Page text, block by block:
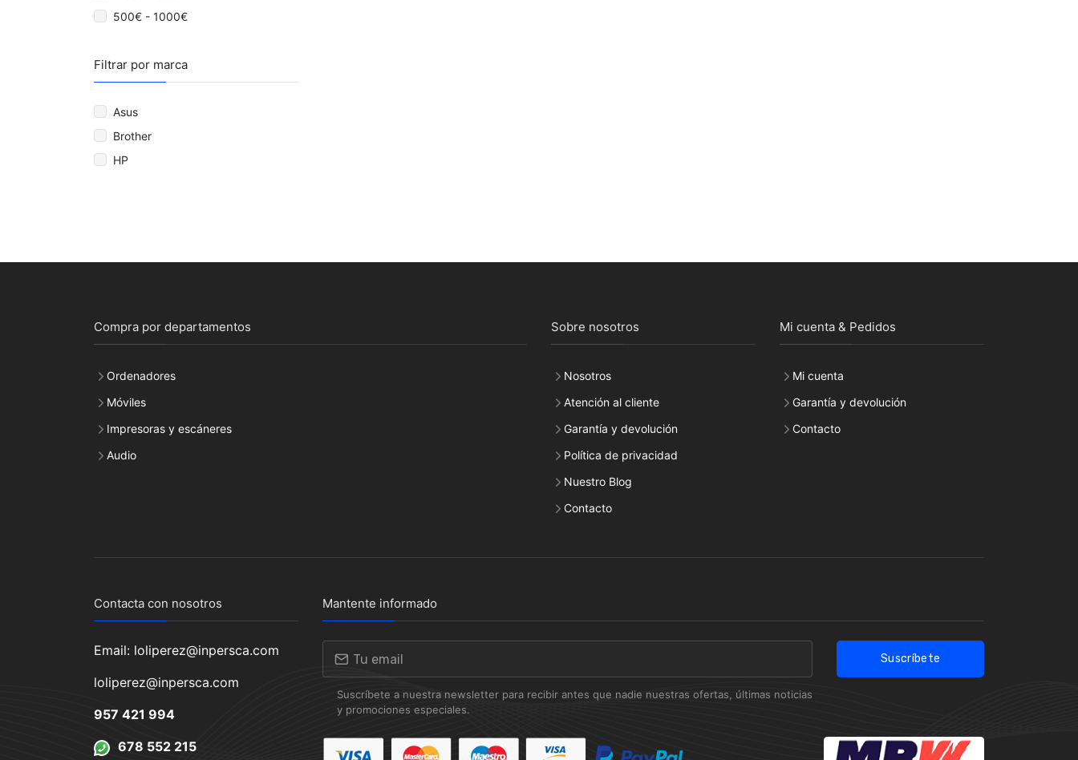
500€ - 1000€
Filtrar por marca
Asus
Brother
HP
Compra por departamentos
Ordenadores
Móviles
Impresoras y escáneres
Audio
Sobre nosotros
Nosotros
Atención al cliente
Garantía y devolución
Política de privacidad
Nuestro Blog
Contacto
Mi cuenta & Pedidos
Mi cuenta
Garantía y devolución
Contacto
Contacta con nosotros
Email: loliperez@inpersca.com
loliperez@inpersca.com
957 421 994
678 552 215
Mantente informado
Suscríbete a nuestra newsletter para recibir antes que nadie nuestras ofertas, últimas noticias
y promociones especiales.
Suscríbete